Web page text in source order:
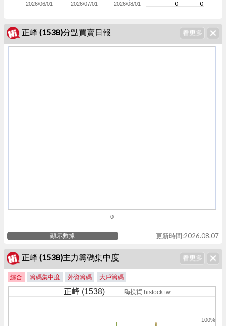
2026/06/01 2026/07/01 2026/08/01
0
0
正峰 (1538)分點買賣日報
0
顯示數據 更新時間:2026.08.07
正峰 (1538)主力籌碼集中度
綜合 籌碼集中度 外資籌碼 大戶籌碼
正峰 (1538) 嗨投資 histock.tw
100%